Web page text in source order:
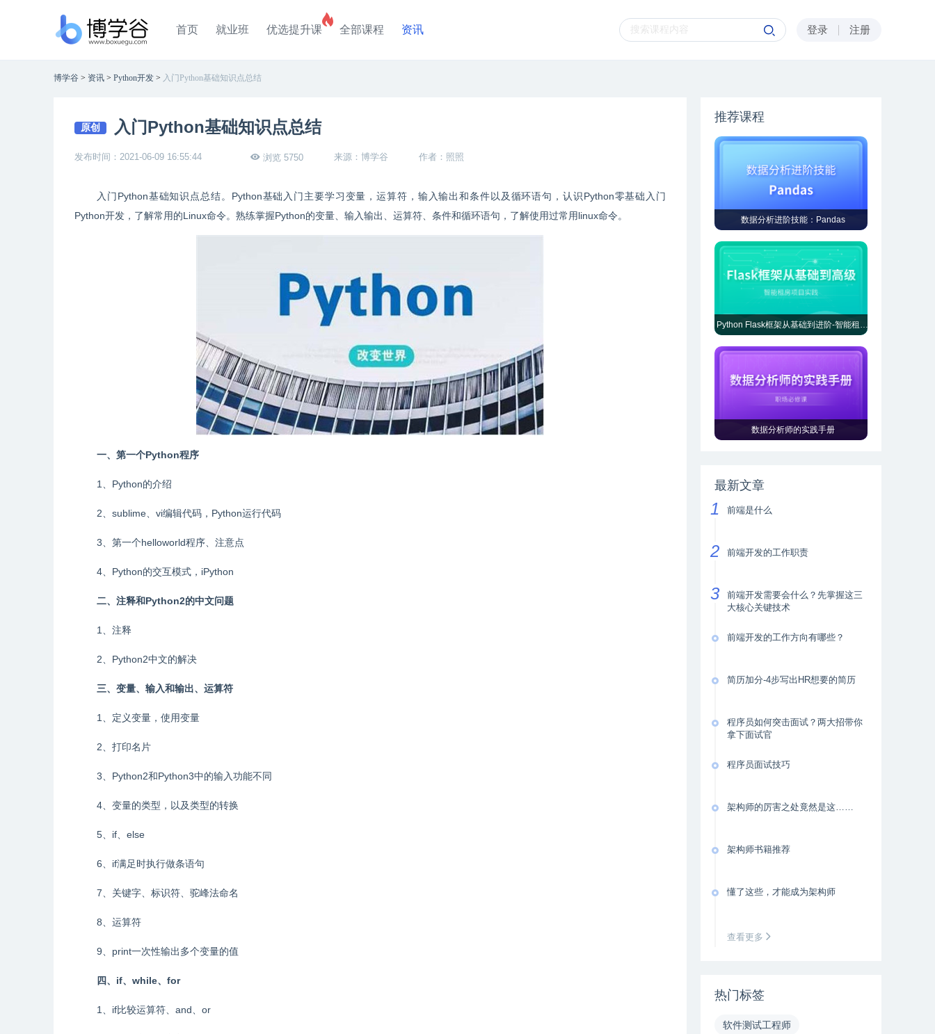
首页 就业班 优选提升课 全部课程 资讯 登录 注册
博学谷 > 资讯 > Python开发 > 入门Python基础知识点总结
原创 入门Python基础知识点总结
发布时间：2021-06-09 16:55:44 浏览 5750 来源：博学谷 作者：照照
入门Python基础知识点总结。Python基础入门主要学习变量，运算符，输入输出和条件以及循环语句，认识Python零基础入门
Python开发，了解常用的Linux命令。熟练掌握Python的变量、输入输出、运算符、条件和循环语句，了解使用过常用linux命令。
一、第一个Python程序
1、Python的介绍
2、sublime、vi编辑代码，Python运行代码
3、第一个helloworld程序、注意点
4、Python的交互模式，iPython
二、注释和Python2的中文问题
1、注释
2、Python2中文的解决
三、变量、输入和输出、运算符
1、定义变量，使用变量
2、打印名片
3、Python2和Python3中的输入功能不同
4、变量的类型，以及类型的转换
5、if、else
6、if满足时执行做条语句
7、关键字、标识符、驼峰法命名
8、运算符
9、print一次性输出多个变量的值
四、if、while、for
1、if比较运算符、and、or
推荐课程
数据分析进阶技能：Pandas
Python Flask框架从基础到进阶-智能租房项目实践
数据分析师的实践手册
最新文章
前端是什么
前端开发的工作职责
前端开发需要会什么？先掌握这三
大核心关键技术
前端开发的工作方向有哪些？
简历加分-4步写出HR想要的简历
程序员如何突击面试？两大招带你
拿下面试官
程序员面试技巧
架构师的厉害之处竟然是这……
架构师书籍推荐
懂了这些，才能成为架构师
查看更多
热门标签
软件测试工程师